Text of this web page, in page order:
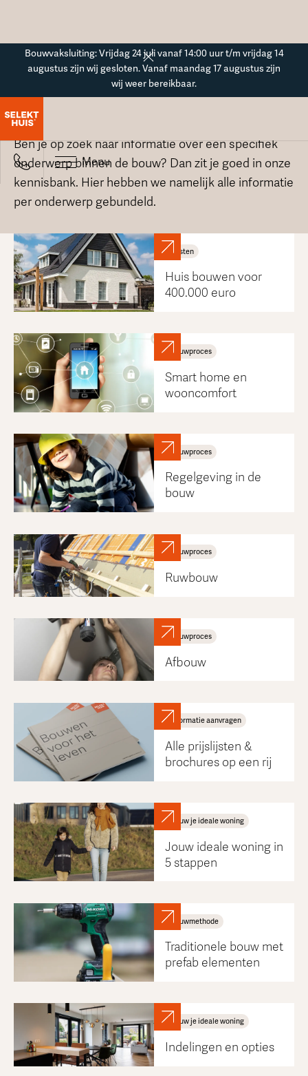
Bouwvaksluiting: Vrijdag 24 juli vanaf 14:00 uur t/m vrijdag 14
augustus zijn wij gesloten. Vanaf maandag 17 augustus zijn
wij weer bereikbaar.
Menu
Ontdek onze kennisbank
Ben je op zoek naar informatie over een specifiek
onderwerp binnen de bouw? Dan zit je goed in onze
kennisbank. Hier hebben we namelijk alle informatie
per onderwerp gebundeld.
Kosten
Huis bouwen voor
400.000 euro
Bouwproces
Smart home en
wooncomfort
Bouwproces
Regelgeving in de
bouw
Bouwproces
Ruwbouw
Bouwproces
Afbouw
Informatie aanvragen
Alle prijslijsten &
brochures op een rij
Bouw je ideale woning
Jouw ideale woning in
5 stappen
Bouwmethode
Traditionele bouw met
prefab elementen
Bouw je ideale woning
Indelingen en opties